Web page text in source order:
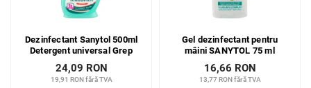
Dezinfectant Sanytol 500ml
Detergent universal Grep
19,91 RON fără TVA
24,09 RON
Gel dezinfectant pentru
mâini SANYTOL 75 ml
13,77 RON fără TVA
16,66 RON